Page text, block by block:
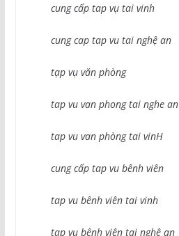
cung cấp tap vụ tai vinh
cung cap tap vu tai nghệ an
tạp vụ văn phòng
tap vu van phong tai nghe an
tap vu van phòng tai vinH
cung cấp tap vu bênh viên
tap vu bênh viên tai vinh
tap vu bênh viên tai nghệ an